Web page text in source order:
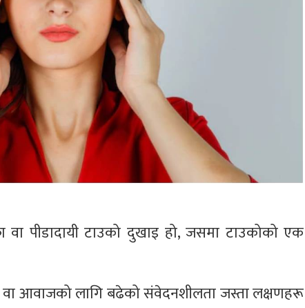
वा पीडादायी टाउको दुखाइ हो, जसमा टाउकोको एक
वा आवाजको लागि बढेको संवेदनशीलता जस्ता लक्षणहरू